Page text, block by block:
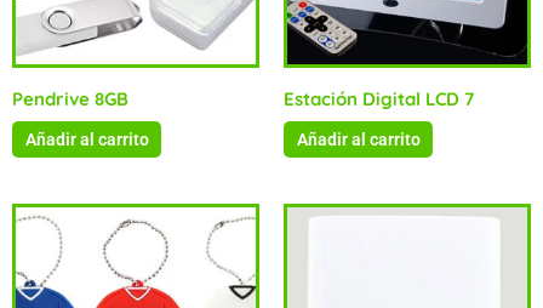
Pendrive 8GB
Añadir al carrito
Estación Digital LCD 7
Añadir al carrito